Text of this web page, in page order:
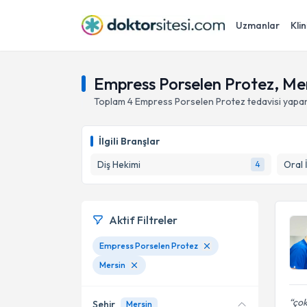
Uzmanlar
Empress Porselen Protez,
Toplam 4Empress Porselen Protez tedavisi
İlgili Branşlar
Diş Hekimi
4 Oral
Aktif Filtreler
Empress Porselen Protez
Mersin
Şehir Mersin